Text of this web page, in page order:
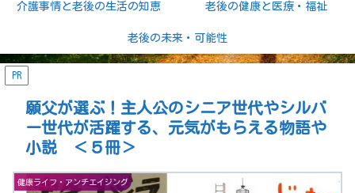
介護事情と老後の生活の知恵 老後の健康と医療・福祉
老後の未来・可能性
PR
願父が選ぶ！主人公のシニア世代やシルバ
ー世代が活躍する、元気がもらえる物語や
小説 ＜５冊＞
健康ライフ・アンチエイジング